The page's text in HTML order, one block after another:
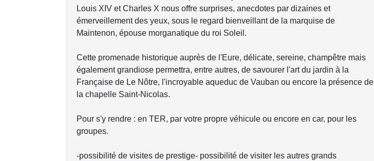
Louis XIV et Charles X nous offre surprises, anecdotes par dizaines et
émerveillement des yeux, sous le regard bienveillant de la marquise de
Maintenon, épouse morganatique du roi Soleil.
Cette promenade historique auprès de l'Eure, délicate, sereine, champêtre mais
également grandiose permettra, entre autres, de savourer l'art du jardin à la
Française de Le Nôtre, l'incroyable aqueduc de Vauban ou encore la présence de
la chapelle Saint-Nicolas.
Pour s'y rendre : en TER, par votre propre véhicule ou encore en car, pour les
groupes.
-possibilité de visites de prestige- possibilité de visiter les autres grands